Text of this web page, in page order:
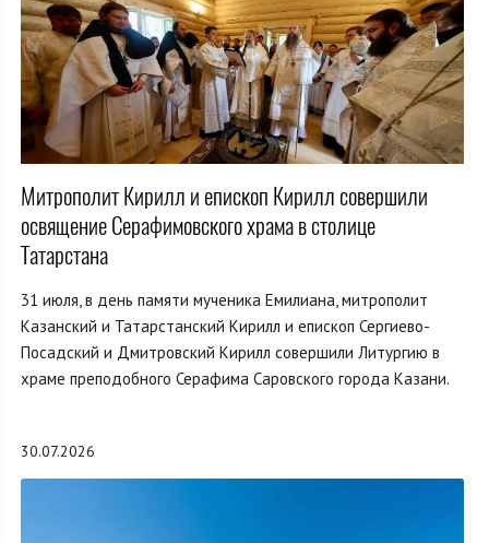
Митрополит Кирилл и епископ Кирилл совершили
освящение Серафимовского храма в столице
Татарстана
31 июля, в день памяти мученика Емилиана, митрополит
Казанский и Татарстанский Кирилл и епископ Сергиево-
Посадский и Дмитровский Кирилл совершили Литургию в
храме преподобного Серафима Саровского города Казани.
30.07.2026